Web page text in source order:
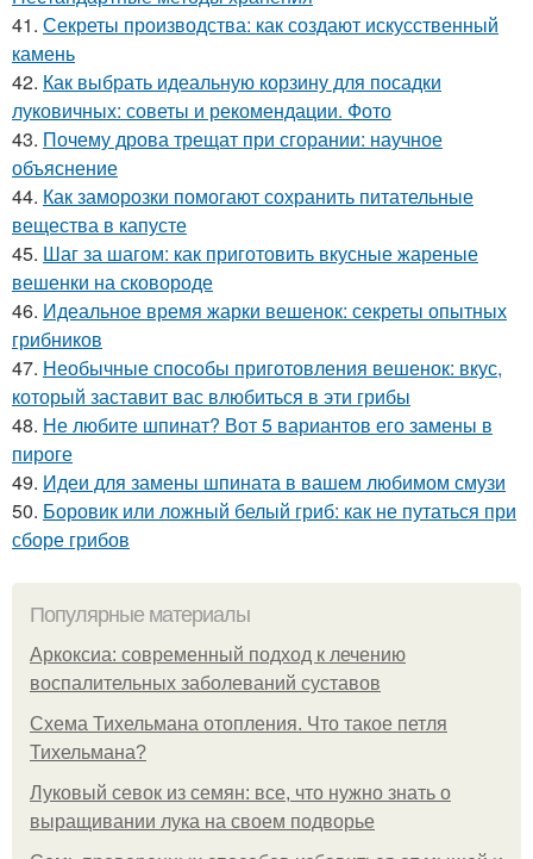
41. Секреты производства: как создают искусственный
камень
42. Как выбрать идеальную корзину для посадки
луковичных: советы и рекомендации. Фото
43. Почему дрова трещат при сгорании: научное
объяснение
44. Как заморозки помогают сохранить питательные
вещества в капусте
45. Шаг за шагом: как приготовить вкусные жареные
вешенки на сковороде
46. Идеальное время жарки вешенок: секреты опытных
грибников
47. Необычные способы приготовления вешенок: вкус,
который заставит вас влюбиться в эти грибы
48. Не любите шпинат? Вот 5 вариантов его замены в
пироге
49. Идеи для замены шпината в вашем любимом смузи
50. Боровик или ложный белый гриб: как не путаться при
сборе грибов
Популярные материалы
Аркоксиа: современный подход к лечению
воспалительных заболеваний суставов
Схема Тихельмана отопления. Что такое петля
Тихельмана?
Луковый севок из семян: все, что нужно знать о
выращивании лука на своем подворье